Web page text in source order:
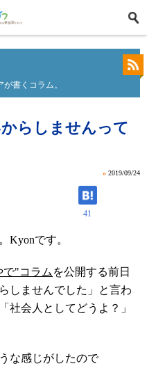
書くコラム。
らしませんって
» 2019/09/24
41
Kyonです。
で"コラム を公開する前日
しませんでした」と言わ
社会人としてどうよ？」
な感じがしたので